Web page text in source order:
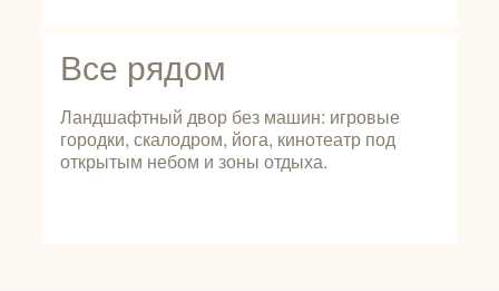
Все рядом
Ландшафтный двор без машин: игровые
городки, скалодром, йога, кинотеатр под
открытым небом и зоны отдыха.